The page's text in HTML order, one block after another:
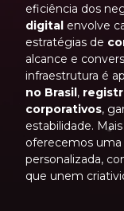
eficiência dos
digital envolve
estratégias de
alcance e
infraestrutura é
no Brasil,
corporativos,
estabilidade.
oferecemos
personalizada,
que unem